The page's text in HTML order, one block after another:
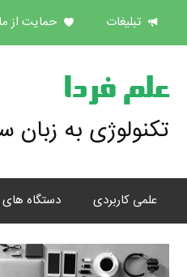
تبلیغات حمایت از ما
علم فردا
تکنولوژی به زبان
علمی کاربردی دستگاه های